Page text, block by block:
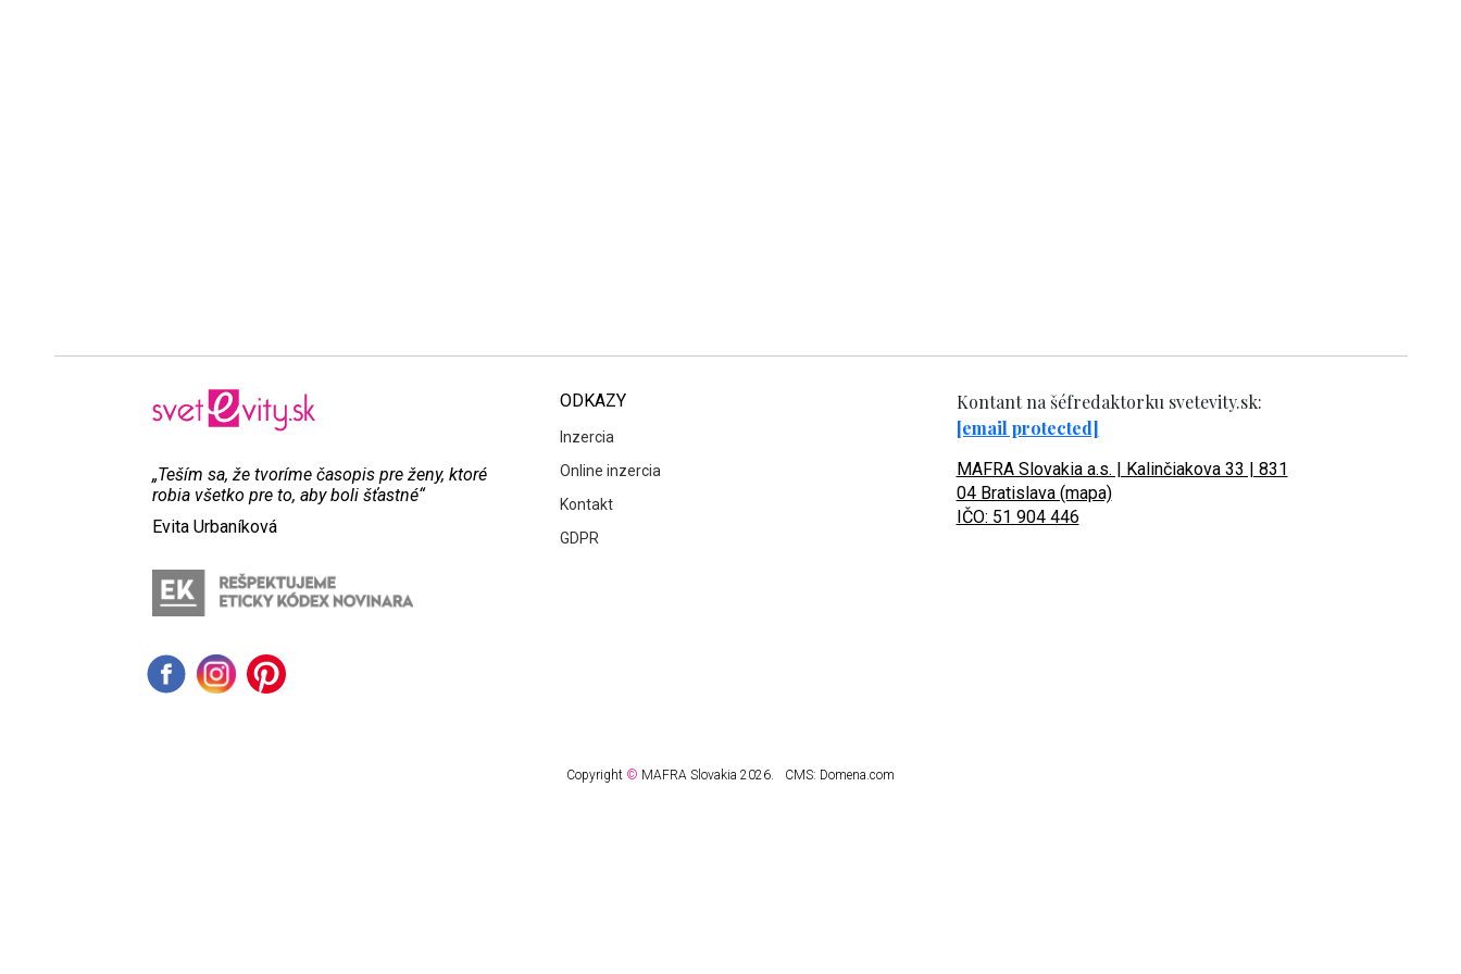
„Teším sa, že tvoríme časopis pre ženy, ktoré
robia všetko pre to, aby boli šťastné“
Evita Urbaníková
ODKAZY
Inzercia
Online inzercia
Kontakt
GDPR
Kontant na šéfredaktorku svetevity.sk:
[email protected]
MAFRA Slovakia a.s. | Kalinčiakova 33 | 831
04 Bratislava (mapa)
IČO: 51 904 446
Copyright © MAFRA Slovakia 2026. CMS: Domena.com